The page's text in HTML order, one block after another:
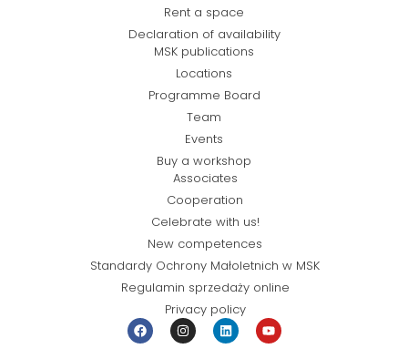
Rent a space
Declaration of availability
MSK publications
Locations
Programme Board
Team
Events
Buy a workshop
Associates
Cooperation
Celebrate with us!
New competences
Standardy Ochrony Małoletnich w MSK
Regulamin sprzedaży online
Privacy policy